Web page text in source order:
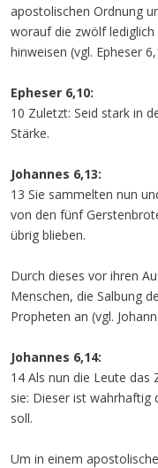
apostolischen Ordnung
worauf die zwölf
hinweisen (vgl. Epheser
Epheser 6,10:
10 Zuletzt: Seid stark in
Stärke.
Johannes 6,13:
13 Sie sammelten nun
von den fünf
übrig blieben.
Durch dieses vor ihren
Menschen, die Salbung
Propheten an (vgl.
Johannes 6,14:
14 Als nun die Leute das
sie: Dieser ist wahrhaftig
soll.
Um in einem